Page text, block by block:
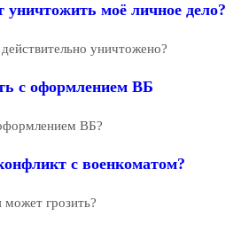
моё личное дело?
уничтожено?
с оформлением ВБ
ВБ?
с военкоматом?
может грозить?